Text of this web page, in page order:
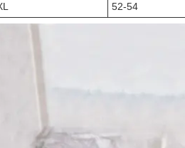
52-54